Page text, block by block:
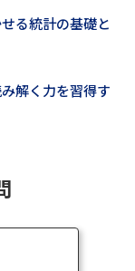
る統計の基礎と
解く力を習得す